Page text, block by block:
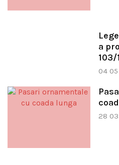
a
103/
04
28